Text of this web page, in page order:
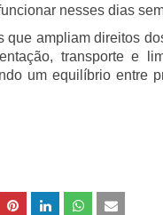
nesses dias
ampliam direitos
transporte e
um equilíbrio entre